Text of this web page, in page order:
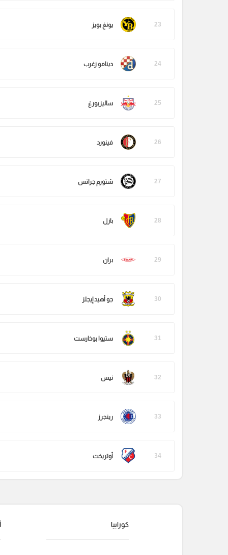
23 يونغ بويز
24 دينامو زغرب
25 ساليزبورغ
26 فينورد
27 شتورم جراتس
28 بازل
29 بران
30 جو أهيد إيجلز
31 ستيوا بوخارست
32 نيس
33 رينجرز
34 أوتريخت
كورابيا